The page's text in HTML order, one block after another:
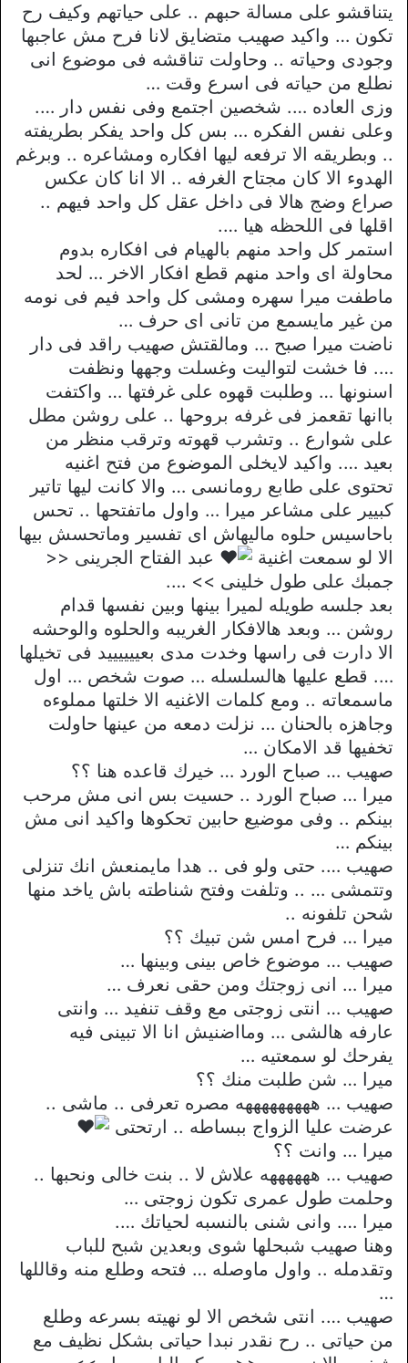
يتناقشو على مسالة حبهم .. على حياتهم وكيف رح
تكون … واكيد صهيب متضايق لانا فرح مش عاجبها
وجودى وحياته .. وحاولت تناقشه فى موضوع انى
نطلع من حياته فى اسرع وقت …
وزى العاده …. شخصين اجتمع وفى نفس دار ….
وعلى نفس الفكره … بس كل واحد يفكر بطريفته
.. وبطريقه الا ترفعه ليها افكاره ومشاعره .. وبرغم
الهدوء الا كان مجتاح الغرفه .. الا انا كان عكس
صراع وضج هالا فى داخل عقل كل واحد فيهم ..
اقلها فى اللحظه هيا ….
استمر كل واحد منهم بالهيام فى افكاره بدوم
محاولة اى واحد منهم قطع افكار الاخر … لحد
ماطفت ميرا سهره ومشى كل واحد فيم فى نومه
من غير مايسمع من تانى اى حرف …
ناضت ميرا صبح … ومالقتش صهيب راقد فى دار
…. فا خشت لتواليت وغسلت وجهها ونظفت
اسنونها … وطلبت قهوه على غرفتها … واكتفت
باانها تقعمز فى غرفه بروحها .. على روشن مطل
على شوارع .. وتشرب قهوته وترقب منظر من
بعيد …. واكيد لايخلى الموضوع من فتح اغنيه
تحتوى على طابع رومانسى … والا كانت ليها تاتير
كبيير على مشاعر ميرا … واول ماتفتحها .. تحس
باحاسيس حلوه ماليهاش اى تفسير وماتحسش بيها
الا لو سمعت اغنية
عبد الفتاح الجرينى <<
جمبك على طول خلينى >> ….
بعد جلسه طويله لميرا بينها وبين نفسها قدام
روشن … وبعد هالافكار الغريبه والحلوه والوحشه
الا دارت فى راسها وخدت مدى بعييييييد فى تخيلها
…. قطع عليها هالسلسله … صوت شخص … اول
ماسمعاته .. ومع كلمات الاغنيه الا خلتها مملوءه
وجاهزه بالحنان … نزلت دمعه من عينها حاولت
تخفيها قد الامكان …
صهيب … صباح الورد … خيرك قاعده هنا ؟؟
ميرا … صباح الورد .. حسيت بس انى مش مرحب
بينكم .. وفى موضيع حابين تحكوها واكيد انى مش
بينكم …
صهيب …. حتى ولو فى .. هدا مايمنعش انك تنزلى
وتتمشى … .. وتلفت وفتح شناطته باش ياخد منها
شحن تلفونه ..
ميرا … فرح امس شن تبيك ؟؟
صهيب … موضوع خاص بينى وبينها …
ميرا … انى زوجتك ومن حقى نعرف …
صهيب … انتى زوجتى مع وقف تنفيد … وانتى
عارفه هالشى … ومااضنيش انا الا تبينى فيه
يفرحك لو سمعتيه …
ميرا … شن طلبت منك ؟؟
صهيب … هههههههههه مصره تعرفى .. ماشى ..
عرضت عليا الزواج ببساطه .. ارتحتى
ميرا … وانت ؟؟
صهيب … ههههههه علاش لا .. بنت خالى ونحبها ..
وحلمت طول عمرى تكون زوجتى …
ميرا …. وانى شنى بالنسبه لحياتك ….
وهنا صهيب شبحلها شوى وبعدين شبح للباب
وتقدمله .. واول ماوصله … فتحه وطلع منه وقاللها
…
صهيب …. انتى شخص الا لو نهيته بسرعه وطلع
من حياتى .. رح نقدر نبدا حياتى بشكل نظيف مع